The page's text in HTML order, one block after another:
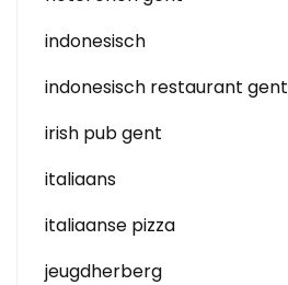
indonesisch
indonesisch restaurant gent
irish pub gent
italiaans
italiaanse pizza
jeugdherberg